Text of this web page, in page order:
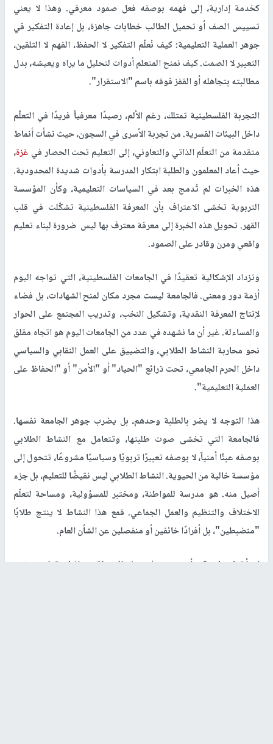
كخدمة إدارية، إلى فهمه بوصفه فعل صمود معرفي. وهذا لا يعني
تسييس الصف أو تحميل الطالب خطابات جاهزة، بل إعادة التفكير في
جوهر العملية التعليمية: كيف نُعلّم التفكير لا الحفظ، الفهم لا التلقين،
التعبير لا الصمت. كيف نمنح المتعلم أدوات لتحليل ما يراه ويعيشه، بدل
مطالبته بتجاهله أو القفز فوقه باسم "الاستقرار".
التجربة الفلسطينية تمتلك، رغم الألم، رصيدًا معرفياً فريدًا في التعلّم
داخل البيئات القسرية. من تجربة الأسرى في السجون، حيث نشأت أنماط
متقدمة من التعلّم الذاتي والتعاوني، إلى التعليم تحت الحصار في غزة،
حيث أعاد المعلمون والطلبة ابتكار المدرسة بأدوات شديدة المحدودية.
هذه الخبرات لم تُدمج بعد في السياسات التعليمية، وكأن المؤسسة
التربوية تخشى الاعتراف بأن المعرفة الفلسطينية تشكّلت في قلب
القهر. تحويل هذه الخبرة إلى معرفة معترف بها ليس ضرورة لبناء تعليم
واقعي ومرن وقادر على الصمود.
وتزداد الإشكالية تعقيدًا في الجامعات الفلسطينية، التي تواجه اليوم
أزمة دور ومعنى. فالجامعة ليست مجرد مكان لمنح الشهادات، بل فضاء
لإنتاج المعرفة النقدية، وتشكيل النخب، وتدريب المجتمع على الحوار
والمساءلة. غير أن ما نشهده في عدد من الجامعات اليوم هو اتجاه مقلق
نحو محاربة النشاط الطلابي، والتضييق على العمل النقابي والسياسي
داخل الحرم الجامعي، تحت ذرائع "الحياد" أو "الأمن" أو "الحفاظ على
العملية التعليمية".
هذا التوجه لا يضر بالطلبة وحدهم، بل يضرب جوهر الجامعة نفسها.
فالجامعة التي تخشى صوت طلبتها، وتتعامل مع النشاط الطلابي
بوصفه عبئًا أمنياً، لا بوصفه تعبيرًا تربويًا وسياسيًا مشروعًا، تتحول إلى
مؤسسة خالية من الحيوية. النشاط الطلابي ليس نقيضًا للتعليم، بل جزء
أصيل منه. هو مدرسة للمواطنة، ومختبر للمسؤولية، ومساحة لتعلّم
الاختلاف والتنظيم والعمل الجماعي. قمع هذا النشاط لا ينتج طلابًا
"منضبطين"، بل أفرادًا خائفين أو منفصلين عن الشأن العام.
إن أخطر ما يمكن أن يحدث في هذه المرحلة هو إنتاج تعليم منزوع